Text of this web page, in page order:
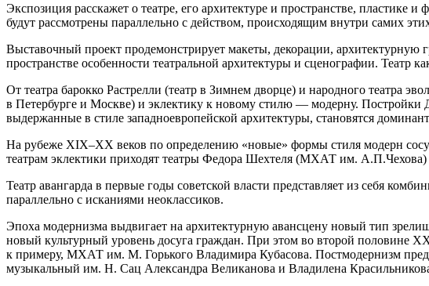
Экспозиция расскажет о театре, его архитектуре и пространстве,
будут рассмотрены параллельно с действом, происходящим внутри самих
Выставочный проект продемонстрирует макеты, декорации, архитектурную
пространстве особенности театральной архитектуры и сценографии. Театр
От театра барокко Растрелли (театр в Зимнем дворце) и народного театра
в Петербурге и Москве) и эклектику к новому стилю — модерну.
выдержанные в стиле западноевропейской архитектуры, становятся
На рубеже XIX–XX веков по определению «новые» формы стиля модерн
театрам эклектики приходят театры Федора Шехтеля (МХАТ им.
Театр авангарда в первые годы советской власти представляет из себя
параллельно с исканиями неоклассиков.
Эпоха модернизма выдвигает на архитектурную авансцену новый тип
новый культурный уровень досуга граждан. При этом во второй половине
к примеру, МХАТ им. М. Горького Владимира Кубасова. Постмодернизм
музыкальный им. Н. Сац Александра Великанова и Владилена